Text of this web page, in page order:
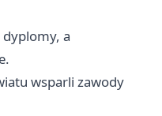
a
wsparli zawody